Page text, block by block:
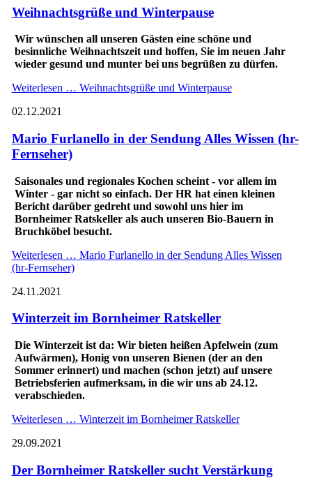
Weihnachtsgrüße und Winterpause
Wir wünschen all unseren Gästen eine schöne und
besinnliche Weihnachtszeit und hoffen, Sie im neuen Jahr
wieder gesund und munter bei uns begrüßen zu dürfen.
Weiterlesen … Weihnachtsgrüße und Winterpause
02.12.2021
Mario Furlanello in der Sendung Alles Wissen (hr-
Fernseher)
Saisonales und regionales Kochen scheint - vor allem im
Winter - gar nicht so einfach. Der HR hat einen kleinen
Bericht darüber gedreht und sowohl uns hier im
Bornheimer Ratskeller als auch unseren Bio-Bauern in
Bruchköbel besucht.
Weiterlesen … Mario Furlanello in der Sendung Alles Wissen
(hr-Fernseher)
24.11.2021
Winterzeit im Bornheimer Ratskeller
Die Winterzeit ist da: Wir bieten heißen Apfelwein (zum
Aufwärmen), Honig von unseren Bienen (der an den
Sommer erinnert) und machen (schon jetzt) auf unsere
Betriebsferien aufmerksam, in die wir uns ab 24.12.
verabschieden.
Weiterlesen … Winterzeit im Bornheimer Ratskeller
29.09.2021
Der Bornheimer Ratskeller sucht Verstärkung